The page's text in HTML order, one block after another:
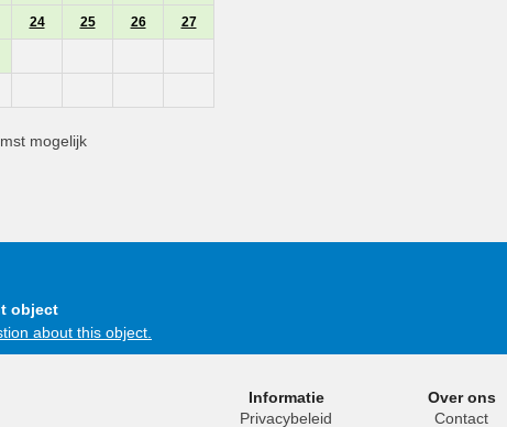
24 25 26 27
mogelijk
object
about this object.
Informatie
Privacybeleid
Over ons
Contact